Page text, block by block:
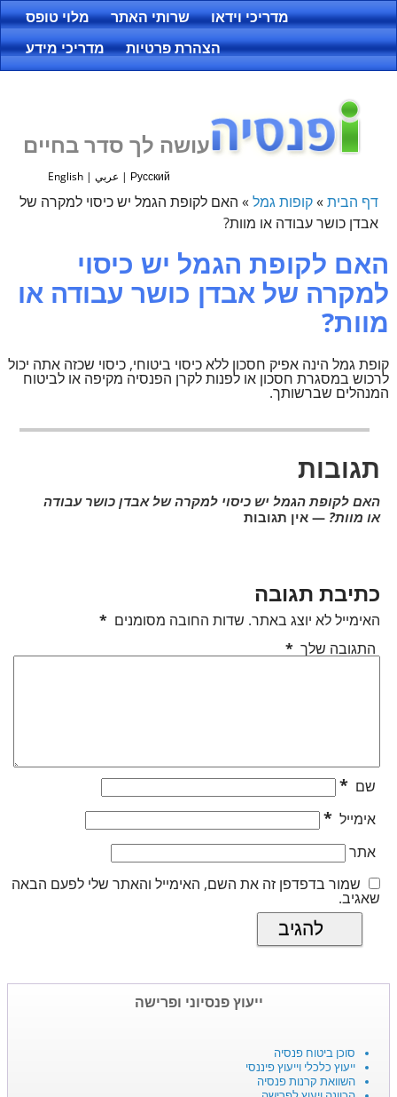
מלוי טופס שרותי האתר
מדריכי וידאו
מדריכי מידע
הצהרת פרטיות
עושה לך סדר בחיים
Русский
| عربي |
English
דף הבית»קופות גמל» האם לקופת הגמל יש כיסוי למקרה של
אבדן כושר עבודה או מוות?
האם לקופת הגמל יש כיסוי
למקרה של אבדן כושר עבודה או
מוות?
קופת גמל הינה אפיק חסכון ללא כיסוי ביטוחי, כיסוי שכזה אתה יכול
לרכוש במסגרת חסכון או לפנות לקרן הפנסיה מקיפה או לביטוח
המנהלים שברשותך.
תגובות
האם לקופת הגמל יש כיסוי למקרה של אבדן כושר עבודה
או מוות? — אין תגובות
כתיבת תגובה
האימייל לא יוצג באתר. שדות החובה מסומנים *
התגובה שלך *
שם *
אימייל *
אתר
שמור בדפדפן זה את השם, האימייל והאתר שלי לפעם הבאה
שאגיב.
ייעוץ פנסיוני ופרישה
סוכן ביטוח פנסיה
ייעוץ כלכלי וייעוץ פיננסי
השוואת קרנות פנסיה